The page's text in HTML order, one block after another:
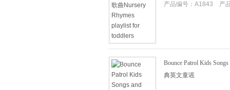
产品编号：A1843 产
Bounce Patrol Kids
典英文童谣